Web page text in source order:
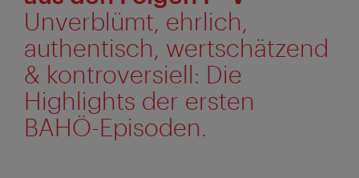
Unverblümt, ehrlich,
authentisch, wertschätzend
& kontroversiell: Die
Highlights der ersten
BAHÖ-Episoden.